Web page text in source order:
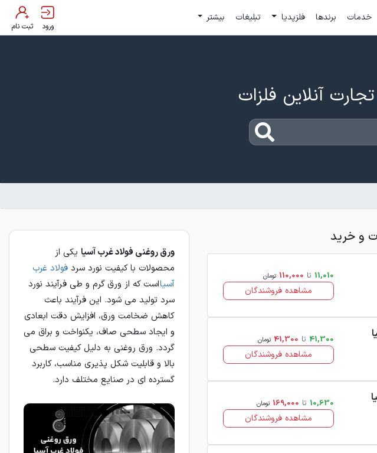
خدمات برندها فلزپدیا تبلیغات بیشتر
ورود ثبت نام
و خريد
11,010 تا 110,000 تومان
مشاهده فروشندگان
41,300 تا 41,300 تومان
مشاهده فروشندگان
10,630 تا 169,000 تومان
مشاهده فروشندگان
ورق روغني فولاد غرب آسيا يكي از
محصولات با كيفيت نورد سرد فولاد غرب
آسیااست كه از ورق گرم و طي فرآيند نورد
سرد توليد مي شود. اين فرآيند باعث
كاهش ضخامت ورق، افزايش دقت ابعادي
و ايجاد سطحي صاف، يكنواخت و براق مي
گردد. ورق روغني به دليل كيفيت سطحي
بالا و قابليت شكل پذيري مناسب، كاربرد
گسترده اي در صنايع مختلف دارد.